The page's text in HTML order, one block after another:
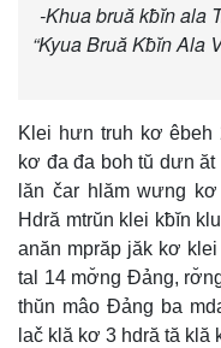
-Khua bruă kƀĭn ala
“Kyua Bruă Kƀĭn Ala
Klei hưn truh kơ êbeh
kơ đa đa boh tŭ dưn
lăn čar hlăm wưng
Hdră mtrŭn klei kƀĭn
anăn mprăp jăk kơ
tal 14 mơ̆ng Đảng,
thŭn mâo Đảng ba
lač klă kơ 3 hdră tă